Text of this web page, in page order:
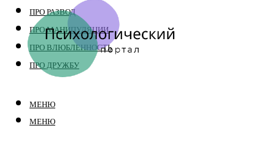
ПРО РАЗВОД
ПРО МАНИПУЛЯЦИИ
ПРО ВЛЮБЛЕННОСТЬ
ПРО ДРУЖБУ
МЕНЮ
МЕНЮ